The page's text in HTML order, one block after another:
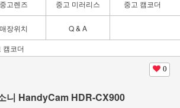
중고렌즈 중고 미러리스 중고 캠코더
매장위치
Q & A
캠코더
0
니 HandyCam HDR-CX900